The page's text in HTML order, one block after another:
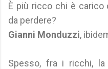
È più ricco chi è
da perdere?
Gianni Monduzzi,
Spesso, fra i ricchi,